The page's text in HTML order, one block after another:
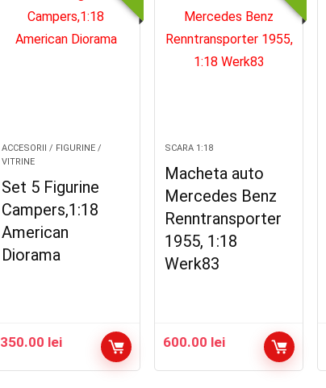
ACCESORII / FIGURINE /
VITRINE
Set 5 Figurine
Campers,1:18
American
Diorama
350.00 lei
SCARA 1:18
Macheta auto
Mercedes Benz
Renntransporter
1955, 1:18
Werk83
600.00 lei